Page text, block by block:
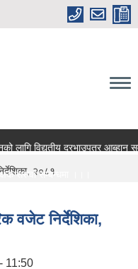
विद्युतीय दरभाउपत्र आब्हान
सरुवा सम्बन्धमा ।।।
२०८१
वजेट निर्देशिका,
11:50